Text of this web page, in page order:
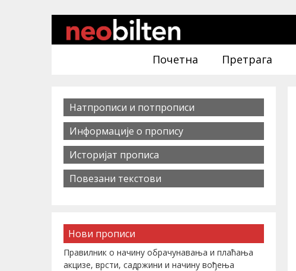
Почетна Претрага
Натпрописи и потпрописи
Информације о пропису
Историјат прописа
Повезани текстови
Нови прописи
Правилник о начину обрачунавања и плаћања
акцизе, врсти, садржини и начину вођења